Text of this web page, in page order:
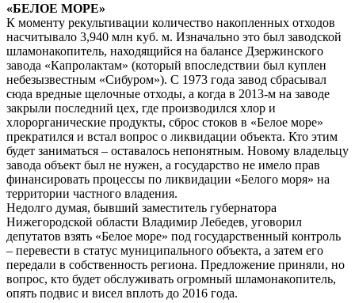
«БЕЛОЕ МОРЕ»
К моменту рекультивации количество накопленных отходов
насчитывало 3,940 млн куб. м. Изначально это был заводской
шламонакопитель, находящийся на балансе Дзержинского
завода «Капролактам» (который впоследствии был куплен
небезызвестным «Сибуром»). С 1973 года завод сбрасывал
сюда вредные щелочные отходы, а когда в 2013-м на заводе
закрыли последний цех, где производился хлор и
хлорорганические продукты, сброс стоков в «Белое море»
прекратился и встал вопрос о ликвидации объекта. Кто этим
будет заниматься – оставалось непонятным. Новому владельцу
завода объект был не нужен, а государство не имело прав
финансировать процессы по ликвидации «Белого моря» на
территории частного владения.
Недолго думая, бывший заместитель губернатора
Нижегородской области Владимир Лебедев, уговорил
депутатов взять «Белое море» под государственный контроль
– перевести в статус муниципального объекта, а затем его
передали в собственность региона. Предложение приняли, но
вопрос, кто будет обслуживать огромный шламонакопитель,
опять подвис и висел вплоть до 2016 года.